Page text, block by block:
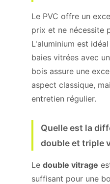
Le PVC offre un
prix et ne nécessite
L'aluminium est
baies vitrées avec
bois assure une
aspect classique,
entretien régulier.
Quelle est la
double et triple
Le double vitrage
suffisant pour une